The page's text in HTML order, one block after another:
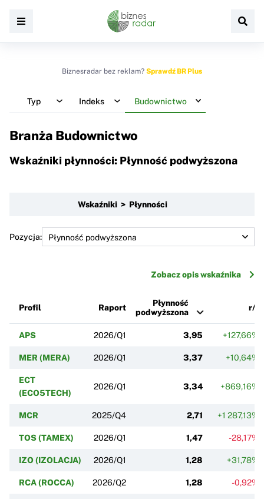
Biznesradar bez reklam? Sprawdź BR Plus
Typ Indeks Budownictwo
Branża Budownictwo
Wskaźniki płynności: Płynność podwyższona
Wskaźniki > Płynności
Pozycja:
Zobacz opis wskaźnika
Profil Raport
Płynność
podwyższona
r/r
APS 2026/Q1 3,95 +127,66%
MER (MERA) 2026/Q1 3,37 +10,64%
ECT
(ECO5TECH)
2026/Q1 3,34 +869,16%
MCR 2025/Q4 2,71 +1 287,13%
TOS (TAMEX) 2026/Q1 1,47 -28,17%
IZO (IZOLACJA) 2026/Q1 1,28 +31,78%
RCA (ROCCA) 2026/Q2 1,28 -0,92%